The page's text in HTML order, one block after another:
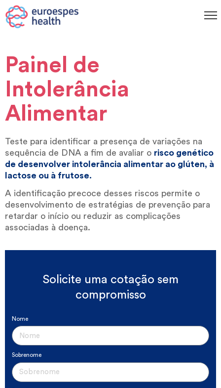
Painel de
Intolerância
Alimentar
Teste para identificar a presença de variações na
sequência de DNA a fim de avaliar o risco genético
de desenvolver intolerância alimentar ao glúten, à
lactose ou à frutose.
A identificação precoce desses riscos permite o
desenvolvimento de estratégias de prevenção para
retardar o início ou reduzir as complicações
associadas à doença.
Solicite uma cotação sem
compromisso
Nome
Sobrenome